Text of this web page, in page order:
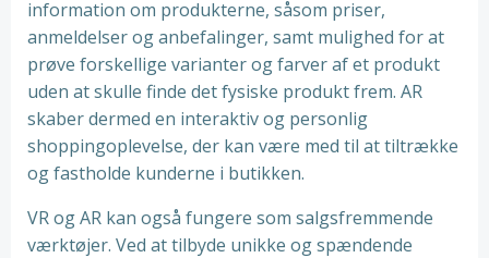
information om produkterne, såsom priser,
anmeldelser og anbefalinger, samt mulighed for at
prøve forskellige varianter og farver af et produkt
uden at skulle finde det fysiske produkt frem. AR
skaber dermed en interaktiv og personlig
shoppingoplevelse, der kan være med til at tiltrække
og fastholde kunderne i butikken.
VR og AR kan også fungere som salgsfremmende
værktøjer. Ved at tilbyde unikke og spændende